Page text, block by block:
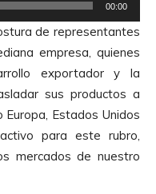
00:00
de representantes
empresa, quienes
exportador y la
sus productos a
Estados Unidos
para este rubro,
mercados de nuestro